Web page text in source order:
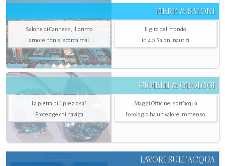
FIERE & SALONI
Salone di Canness, il primo
amore non si scorda mai
Il giro del mondo
in 40 Saloni nautici
GIOIELLI & OROLOGI
La pietra più preziosa?
Protegge chi naviga
Maggi Officine, sott’acqua
l'orologio ha un valore immenso
LAVORI SULL’ACQUA